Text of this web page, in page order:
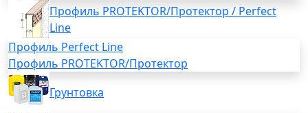
Профиль PROTEKTOR/Протектор / Perfect
Line
Профиль Perfect Line
Профиль PROTEKTOR/Протектор
Грунтовка